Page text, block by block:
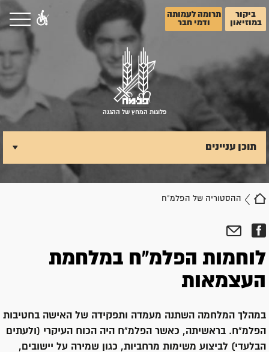
ביקור
במוזיאון
תרומה לעמותה
ודמי חבר
פלוגות המחץ של ההגנה
ההסטוריה של הפלמ"ח
תוכן עניינים
לוחמות הפלמ"ח במלחמת
העצמאות
במהלך המלחמה השתנה מעמדה ותפקידה של האישה בחטיבות
הפלמ"ח. בראשיתה, כאשר הפלמ"ח היה הכוח העיקרי (ולעתים
הבלעדי) לביצוע משימות מרחביות, כגון שמירה על יישובים,